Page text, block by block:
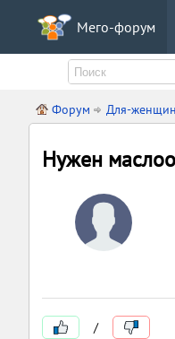
Мего-форум
Форум Для-женщин
Нужен
/